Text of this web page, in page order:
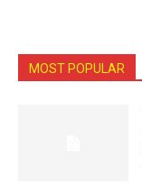
MOST POPULAR